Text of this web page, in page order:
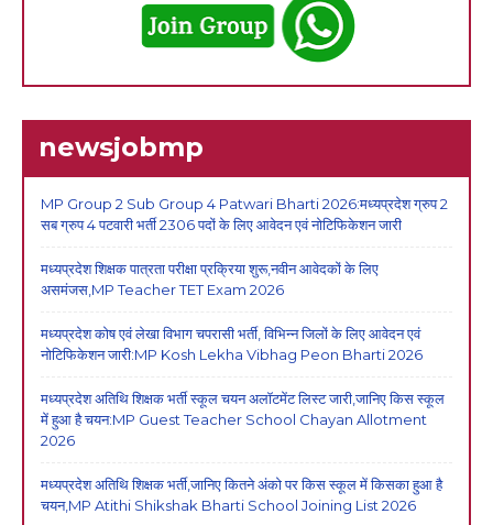
newsjobmp
MP Group 2 Sub Group 4 Patwari Bharti 2026:मध्यप्रदेश ग्रुप 2
सब ग्रुप 4 पटवारी भर्ती 2306 पदों के लिए आवेदन एवं नोटिफिकेशन जारी
मध्यप्रदेश शिक्षक पात्रता परीक्षा प्रक्रिया शुरू,नवीन आवेदकों के लिए
असमंजस,MP Teacher TET Exam 2026
मध्यप्रदेश कोष एवं लेखा विभाग चपरासी भर्ती, विभिन्न जिलों के लिए आवेदन एवं
नोटिफिकेशन जारी:MP Kosh Lekha Vibhag Peon Bharti 2026
मध्यप्रदेश अतिथि शिक्षक भर्ती स्कूल चयन अलॉटमेंट लिस्ट जारी,जानिए किस स्कूल
में हुआ है चयन:MP Guest Teacher School Chayan Allotment
2026
मध्यप्रदेश अतिथि शिक्षक भर्ती,जानिए कितने अंको पर किस स्कूल में किसका हुआ है
चयन,MP Atithi Shikshak Bharti School Joining List 2026